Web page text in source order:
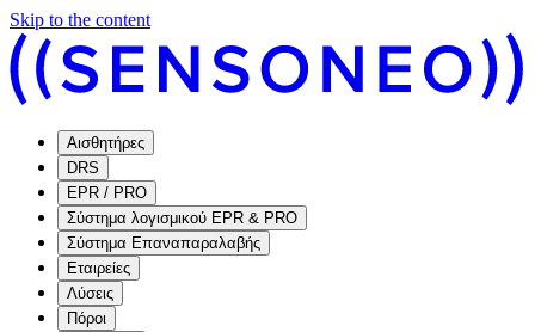
Skip to the content
Αισθητήρες
DRS
EPR / PRO
Σύστημα λογισμικού EPR & PRO
Σύστημα Επαναπαραλαβής
Εταιρείες
Λύσεις
Πόροι